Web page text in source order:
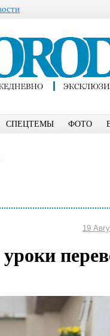
СПЕЦТЕМЫ ФОТО
19